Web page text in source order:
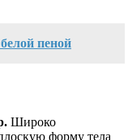
пеной
Широко
форму тела